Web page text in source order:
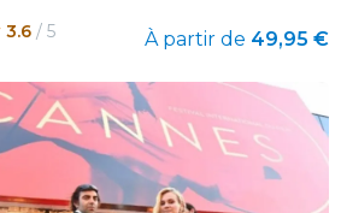
3.6 / 5 À partir de 49,95 €